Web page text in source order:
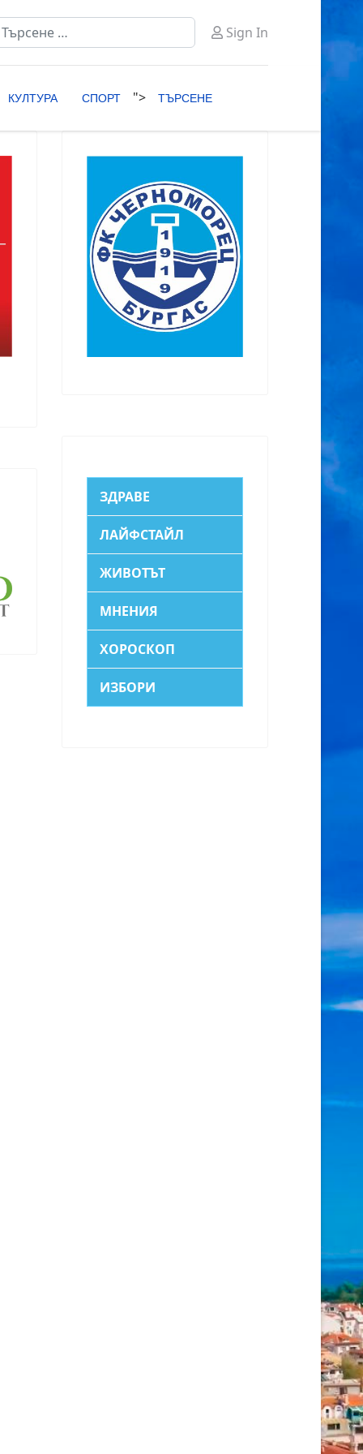
Sign In
КУЛТУРА СПОРТ "> ТЪРСЕНЕ
ЗДРАВЕ
ЛАЙФСТАЙЛ
ЖИВОТЪТ
МНЕНИЯ
ХОРОСКОП
ИЗБОРИ